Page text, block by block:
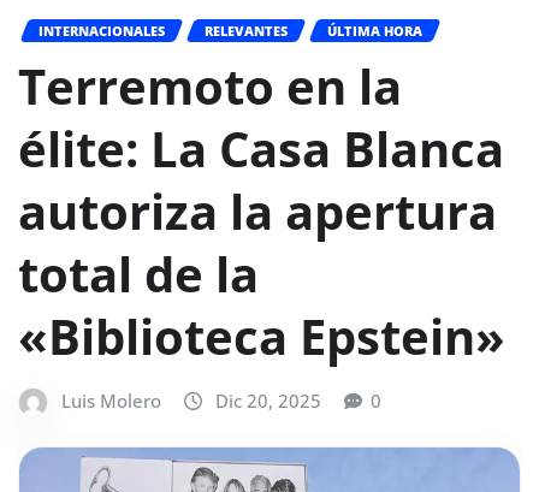
INTERNACIONALES RELEVANTES ÚLTIMA HORA
Terremoto en la
élite: La Casa Blanca
autoriza la apertura
total de la
«Biblioteca Epstein»
Luis Molero Dic 20, 2025 0